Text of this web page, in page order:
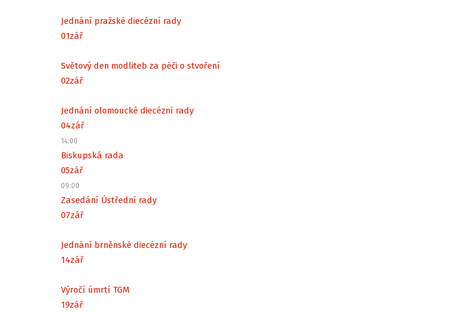
Jednání pražské diecézní rady
01zář
Světový den modliteb za péči o stvoření
02zář
Jednání olomoucké diecézní rady
04zář
14:00
Biskupská rada
05zář
09:00
Zasedání Ústřední rady
07zář
Jednání brněnské diecézní rady
14zář
Výročí úmrtí TGM
19zář